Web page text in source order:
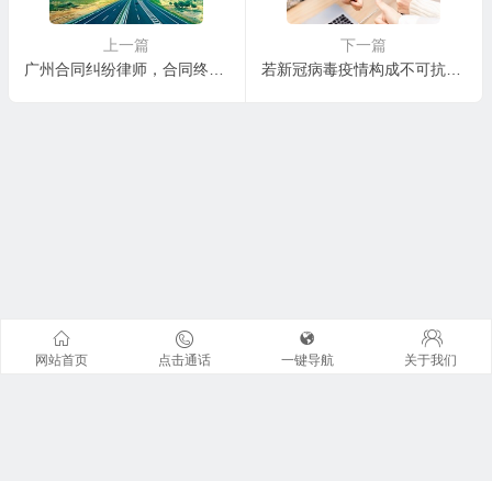
（1）加强合同履行情况的管
理，通过电话、邮件、微信
等方式与合同相对方取得联
接、充分； C.审查是否及时
出具书面通知，不可抗力证
上一篇
广州合同纠纷律师，合同终止条款哪些情况下会生效
下一篇
若新冠病毒疫情构成不可抗力，企业作为合同义务的一方（履行合同受疫情影响的一方）应如何应对？
网站首页 点击通话 一键导航 关于我们